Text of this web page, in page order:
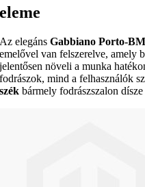
eleme
Az elegánsGabbiano Porto-
emelővel van felszerelve, amely
jelentősen növeli a munka
fodrászok, mind a felhasználók
szék bármely fodrászszalon dísze